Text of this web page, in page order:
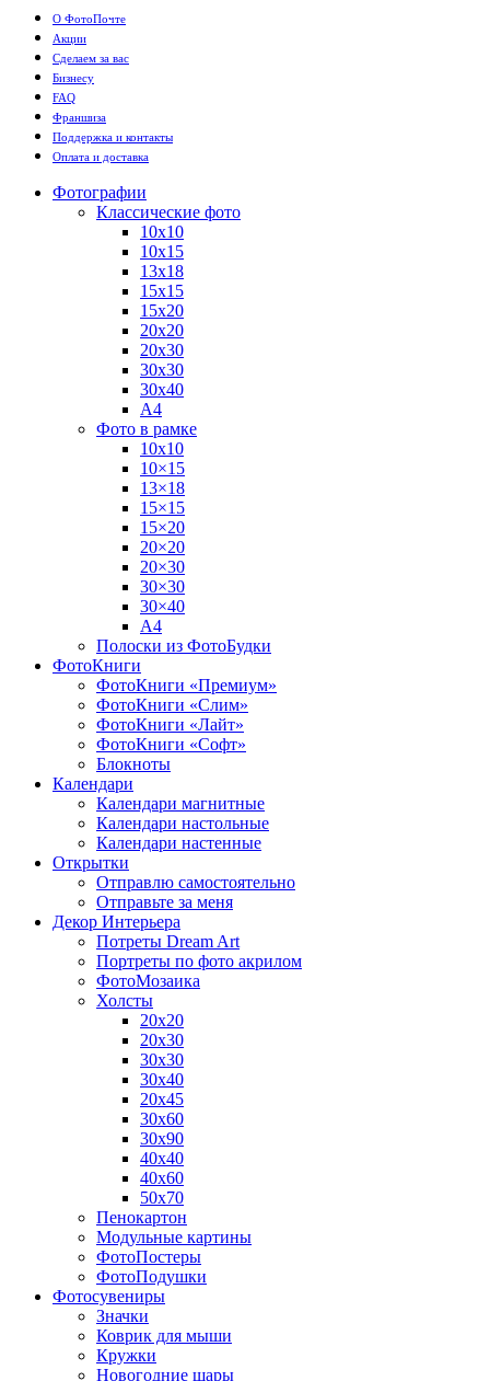
О ФотоПочте
Акции
Сделаем за вас
Бизнесу
FAQ
Франшиза
Поддержка и контакты
Оплата и доставка
Фотографии
Классические фото
10х10
10х15
13х18
15х15
15х20
20х20
20х30
30х30
30х40
А4
Фото в рамке
10х10
10×15
13×18
15×15
15×20
20×20
20×30
30×30
30×40
A4
Полоски из ФотоБудки
ФотоКниги
ФотоКниги «Премиум»
ФотоКниги «Слим»
ФотоКниги «Лайт»
ФотоКниги «Софт»
Блокноты
Календари
Календари магнитные
Календари настольные
Календари настенные
Открытки
Отправлю самостоятельно
Отправьте за меня
Декор Интерьера
Потреты Dream Art
Портреты по фото акрилом
ФотоМозаика
Холсты
20х20
20х30
30х30
30х40
20х45
30х60
30х90
40х40
40х60
50х70
Пенокартон
Модульные картины
ФотоПостеры
ФотоПодушки
Фотоcувениры
Значки
Коврик для мыши
Кружки
Новогодние шары